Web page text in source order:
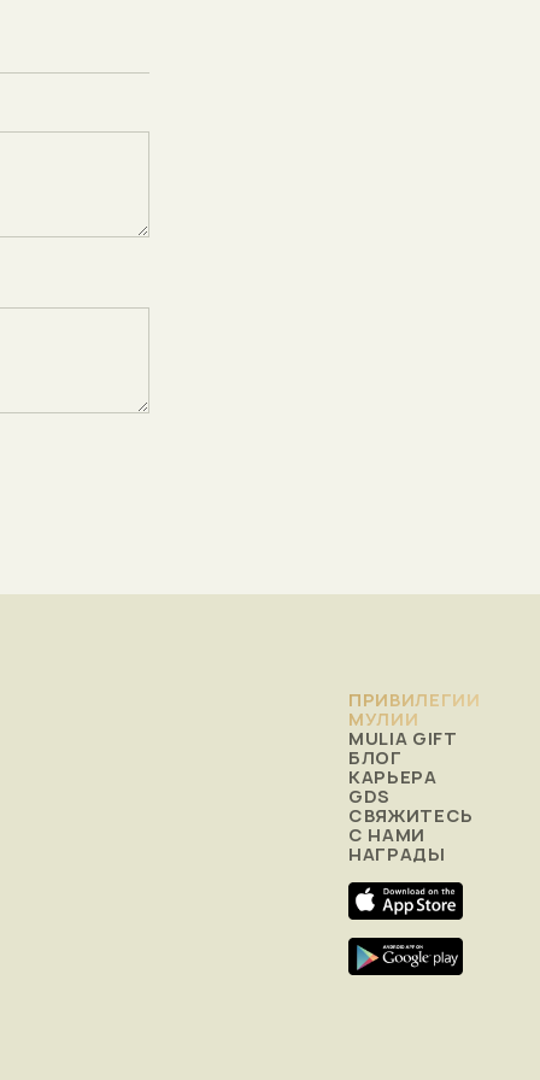
ПРИВИЛЕГИИ
МУЛИИ
MULIA GIFT
БЛОГ
КАРЬЕРА
GDS
СВЯЖИТЕСЬ
С НАМИ
НАГРАДЫ